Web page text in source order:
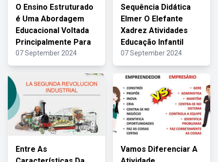
O Ensino Estruturado
é Uma Abordagem
Educacional Voltada
Principalmente Para
07 September 2024
Sequência Didática
Elmer O Elefante
Xadrez Atividades
Educação Infantil
07 September 2024
Entre As
Vamos Diferenciar A